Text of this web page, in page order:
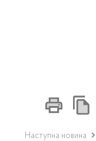
Наступна новина